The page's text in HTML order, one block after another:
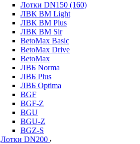
Лотки DN150 (160)
ЛВК ВМ Light
ЛВК ВМ Plus
ЛВК ВМ Sir
BetoMax Basic
BetoMax Drive
BetoMax
ЛВБ Norma
ЛВБ Plus
ЛВБ Optima
BGF
BGF-Z
BGU
BGU-Z
BGZ-S
Лотки DN200